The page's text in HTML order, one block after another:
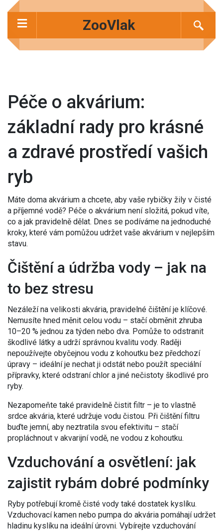
ZooVlak
Péče o akvárium:
základní rady pro krásné
a zdravé prostředí vašich
ryb
Máte doma akvárium a chcete, aby vaše rybičky žily v čisté
a příjemné vodě? Péče o akvárium není složitá, pokud víte,
co a jak pravidelně dělat. Dnes se podíváme na jednoduché
kroky, které vám pomůžou udržet vaše akvárium v nejlepším
stavu.
Čištění a údržba vody – jak na
to bez stresu
Nezáleží na velikosti akvária, pravidelné čištění je klíčové.
Nemusíte hned měnit celou vodu – stačí obměnit zhruba
10–20 % jednou za týden nebo dva. Pomůže to odstranit
škodlivé látky a udrží správnou kvalitu vody. Raději
nepoužívejte obyčejnou vodu z kohoutku bez předchozí
úpravy – ideální je nechat ji odstát nebo použít speciální
přípravky, které odstraní chlor a jiné nečistoty škodlivé pro
ryby.
Nezapomeňte také pravidelně čistit filtr – je to vlastně
srdce akvária, které udržuje vodu čistou. Při čištění filtru
buďte jemní, aby neztratila svou efektivitu – stačí
propláchnout v akvarijní vodě, ne vodou z kohoutku.
Vzduchování a osvětlení: jak
zajistit rybám dobré podmínky
Ryby potřebují kromě čisté vody také dostatek kyslíku.
Vzduchovací kamen nebo pumpa do akvária pomáhají udržet
hladinu kyslíku na ideální úrovni. Vybírejte vzduchování